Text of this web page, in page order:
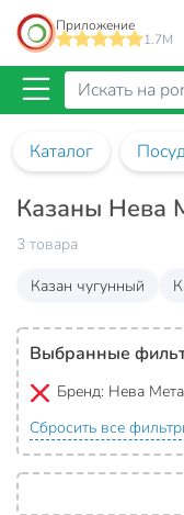
Приложение
1.7M
Каталог
Казаны Нева
3 товара
Казан чугунный
Выбранные
Бренд: Нева
Сбросить все